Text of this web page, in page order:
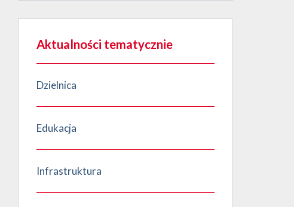
Aktualności tematycznie
Dzielnica
Edukacja
Infrastruktura